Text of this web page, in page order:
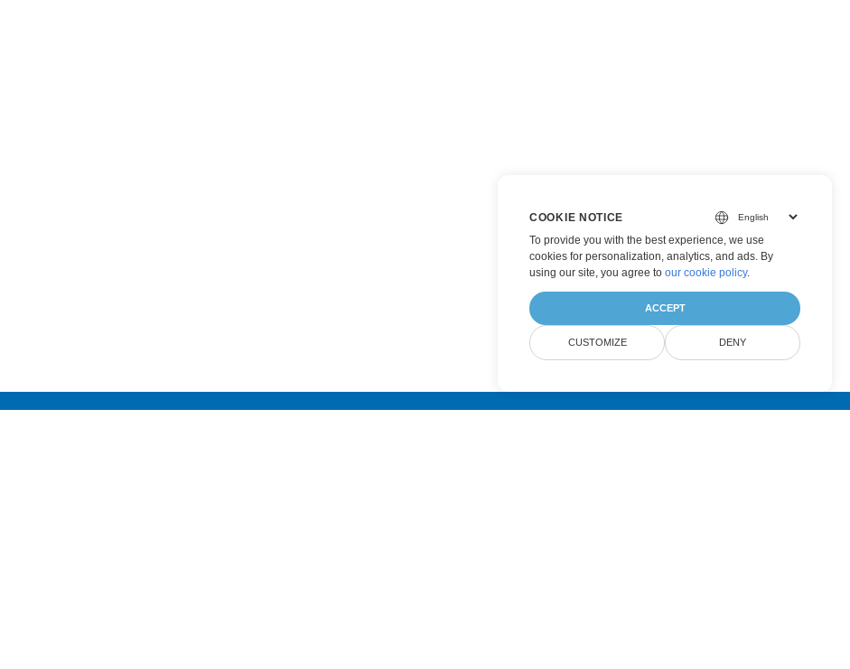
COOKIE NOTICE
To provide you with the best experience, we use
cookies for personalization, analytics, and ads. By
using our site, you agree to our cookie policy.
ACCEPT
CUSTOMIZE DENY